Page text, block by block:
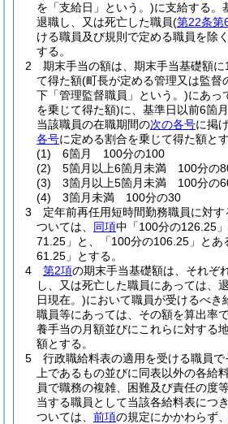
を「支給日」という。)に支給する。
退職し、又は死亡した職員(第22条第
ける職員及び規則で定める職員を除
する。
2
期末手当の額は、期末手当基礎額
て得た額(町長が定める管理又は監督
下「管理監督職員」という。)にあっ
を乗じて得た額)に、基準日以前6箇
当該職員の在職期間の次の各号に掲
各号に定める割合を乗じて得た額とす
(1)
6箇月 100分の100
(2)
5箇月以上6箇月未満 100分の
(3)
3箇月以上5箇月未満 100分の
(4)
3箇月未満 100分の30
3
定年前再任用短時間勤務職員に対す
ついては、 同項中「100分の126.25
71.25」と、「100分の106.25」とあ
61.25」とする。
4
第2項の期末手当基礎額は、それぞ
し、又は死亡した職員にあっては、
日現在。)において職員が受けるべき
職員等にあっては、その額を算出率
養手当の月額並びにこれらに対する
額とする。
5
行政職給料表の適用を受ける職員
上であるもの並びに同表以外の各給
員で職務の複雑、困難及び責任の度
当する職員として当該各給料表につ
ついては、 前項の規定にかかわらず、